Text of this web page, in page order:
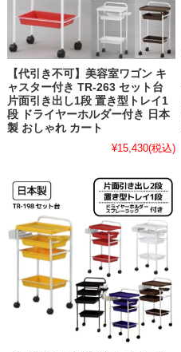
【代引き不可】美容室ワゴン キ
ャスター付き TR-263 セット台
片面引き出し1段 置き型トレイ1
段 ドライヤーホルダー付き 日本
製 おしゃれ カート
¥15,430(税込)